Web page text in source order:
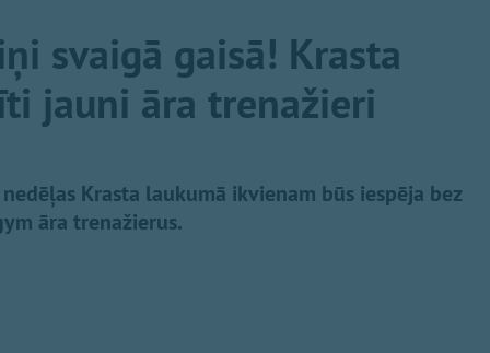
svaigā gaisā! Krasta
jauni āra trenažieri
Krasta laukumā ikvienam būs iespēja bez
āra trenažierus.